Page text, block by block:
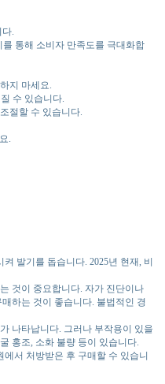
.
통해 소비자 만족도를 극대화합
지 마세요.
수 있습니다.
절할 수 있습니다.
.
발기를 돕습니다. 2025년 현재, 비
것이 중요합니다. 자가 진단이나
하는 것이 좋습니다. 불법적인 경
나타납니다. 그러나 부작용이 있을
홍조, 소화 불량 등이 있습니다.
서 처방받은 후 구매할 수 있습니